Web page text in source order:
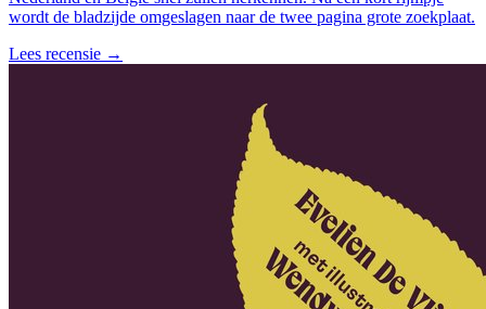
wordt de bladzijde omgeslagen naar de twee pagina grote zoekplaat.
Lees recensie →